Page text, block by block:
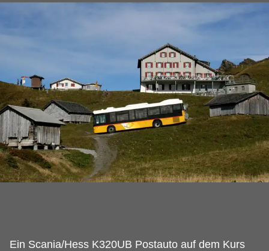
Ein Scania/Hess K320UB Postauto auf dem Kurs